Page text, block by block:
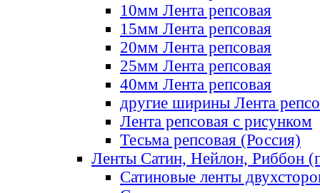
10мм Лента репсовая
15мм Лента репсовая
20мм Лента репсовая
25мм Лента репсовая
40мм Лента репсовая
другие ширины Лента
Лента репсовая с рисунком
Тесьма репсовая (Россия)
Ленты Сатин, Нейлон, Риббон
Сатиновые ленты